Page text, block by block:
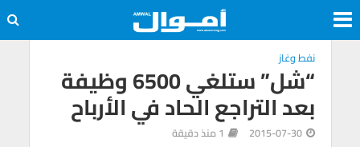
نفط وغاز
“شل” ستلغي 6500 وظيفة
بعد التراجع الحاد في الأرباح
2015-07-30 1 منذ دقيقة